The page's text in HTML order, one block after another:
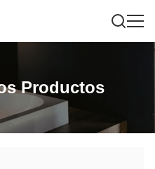
Productos